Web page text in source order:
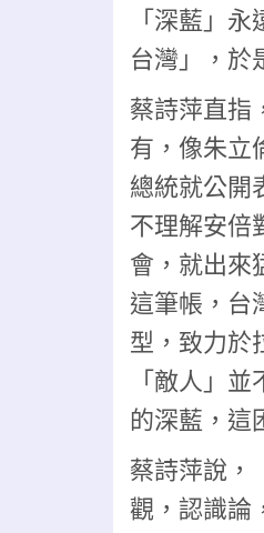
「深藍」
台灣」，於
蔡詩萍直指
有，像朱立
總統就公開
不理解安倍
會，就出來
這筆帳，台
型，致力於
「敵人」
的深藍，這
蔡詩萍說，
觀，認識論